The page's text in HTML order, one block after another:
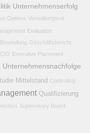
Unternehmenserfolg
Options Verwaltungsrat
Evaluation
Beurteilung Geschäftsbericht
CIO Executive Placement
Unternehmensnachfolge
Mittelstand Controlling
Qualifizierung
Supervisory Board